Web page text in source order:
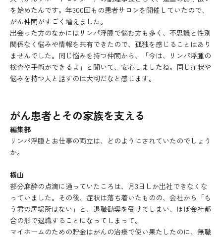
を始めたんです。年300回もの患者サロンを開催していたので、
がん仲間がすごく増えました。
出会った方のなかにはリンパ浮腫で悩む方も多く、不思議と性別
関係なく悩みや情報を共有できたので、孤独を感じることはあり
ませんでした。同じ悩みを持つ仲間から、「今は、リンパ浮腫の
検査や手術ができるよ」と聞いて、安心しましたね。同じ症状や
悩みを持つ人と話すのは大切だなと感じます。
がん患者とその家族を支える
編集部
リンパ浮腫とお仕事の両立は、どのようにされていたのでしょう
か。
横山
部分麻酔の点滴に通っていたころは、月3日しか出社できなくな
っていました。その後、症状は落ち着いたものの、会社から「も
う君の居場所はない」と、退職勧奨を受けてしまい、ほぼ会社都
合の形で退職することになってしまって。
マイホームのための貯金はがんの治療で使い果たしたのに、無職